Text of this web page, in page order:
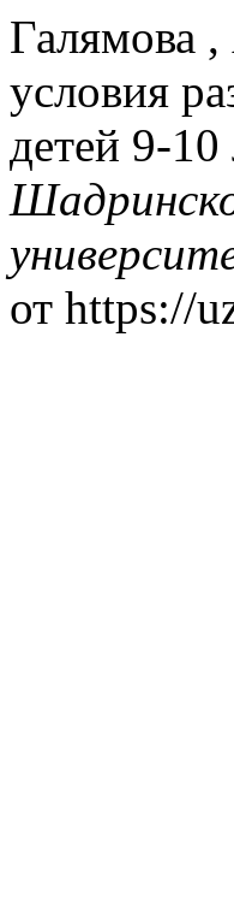
Галямова
условия
детей 9-
от https://